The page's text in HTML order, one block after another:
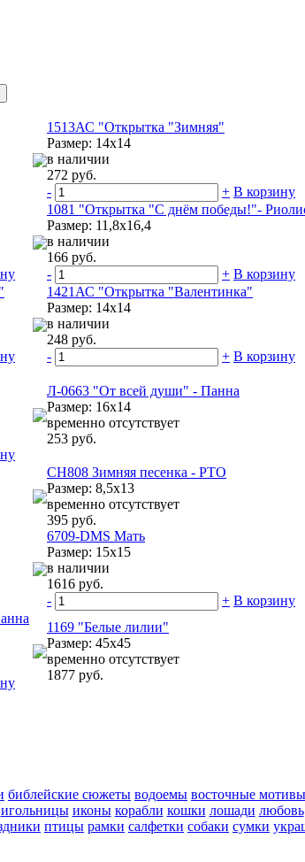
1513АС "Открытка "Зимняя"
Размер: 14х14
в наличии
272 руб.
-
+ В корзину
1081 "Открытка "С днём победы!"-
Размер: 11,8х16,4
в наличии
166 руб.
-
+ В корзину
1421АС "Открытка "Валентинка"
Размер: 14х14
в наличии
248 руб.
-
+ В корзину
Л-0663 "От всей души" - Панна
Размер: 16x14
временно отсутствует
253 руб.
CH808 Зимняя песенка - РТО
Размер: 8,5х13
временно отсутствует
395 руб.
6709-DMS Мать
Размер: 15x15
в наличии
1616 руб.
-
+ В корзину
1169 "Белые лилии"
Размер: 45x45
временно отсутствует
1877 руб.
библейские сюжеты водоемы восточные мотивы
игольницы иконы корабли кошки лошади любовь
птицы рамки салфетки собаки сумки